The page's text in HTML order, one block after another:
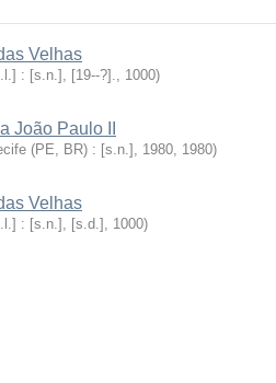
Velhas
: [s.n.], [19--?]., 1000)
João Paulo II
(PE, BR) : [s.n.], 1980, 1980)
Velhas
: [s.n.], [s.d.], 1000)